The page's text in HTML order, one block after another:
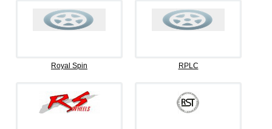
Royal Spin RPLC